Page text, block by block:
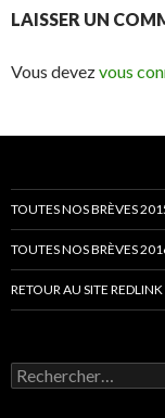
LAISSER UN
Vous devezvous
TOUTES NOS BRÈVES
TOUTES NOS BRÈVES
RETOUR AU SITE REDLINK
Rechercher :